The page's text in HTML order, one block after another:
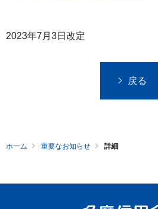
2023年7月3日改定
戻る
ホーム 重要なお知らせ 詳細